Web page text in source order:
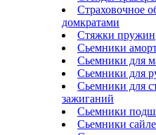
Страховочное
домкратами
Стяжки пружин
Сьемники
Сьемники для
Сьемники для
Сьемники для
зажиганий
Сьемники
Сьемники